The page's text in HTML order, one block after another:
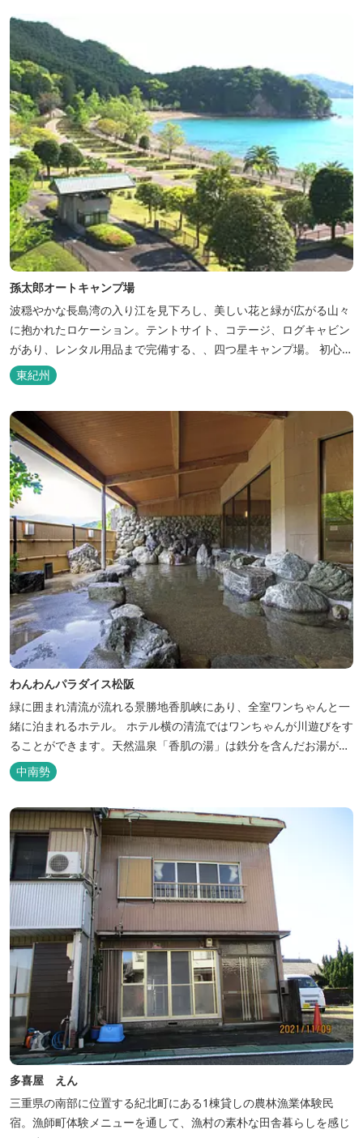
孫太郎オートキャンプ場
波穏やかな長島湾の入り江を見下ろし、美しい花と緑が広がる山々
に抱かれたロケーション。テントサイト、コテージ、ログキャビン
があり、レンタル用品まで完備する、、四つ星キャンプ場。 初心者
の方にも安心の施設と管理体制を整えています。目の前に広がる海
で、釣り、磯遊び、シーカヤックなど、様々な遊びが楽しめます。
東紀州
わんわんパラダイス松阪
緑に囲まれ清流が流れる景勝地香肌峡にあり、全室ワンちゃんと一
緒に泊まれるホテル。 ホテル横の清流ではワンちゃんが川遊びをす
ることができます。天然温泉「香肌の湯」は鉄分を含んだお湯が特
徴。 松阪の観光情報は、松阪観光インフォメーションサイト ワク
ワク松阪 へ。
中南勢
多喜屋 えん
三重県の南部に位置する紀北町にある1棟貸しの農林漁業体験民
宿。漁師町体験メニューを通して、漁村の素朴な田舎暮らしを感じ